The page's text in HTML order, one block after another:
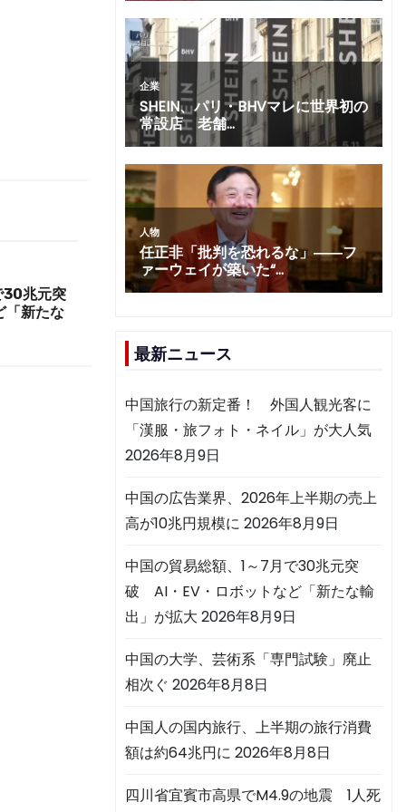
30兆元突
新たな
最新ニュース
中国旅行の新定番！ 外国人観光客に
「漢服・旅フォト・ネイル」が大人気
2026年8月9日
中国の広告業界、2026年上半期の売上
高が10兆円規模に 2026年8月9日
中国の貿易総額、1～7月で30兆元突
破 AI・EV・ロボットなど「新たな輸
出」が拡大 2026年8月9日
中国の大学、芸術系「専門試験」廃止
相次ぐ 2026年8月8日
中国人の国内旅行、上半期の旅行消費
額は約64兆円に 2026年8月8日
四川省宜賓市高県でM4.9の地震 1人死